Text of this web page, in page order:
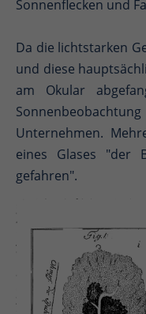
Sonnenflecken und
Da die lichtstarken
und diese
am Okular
Unternehmen.
eines Glases "der
gefahren".